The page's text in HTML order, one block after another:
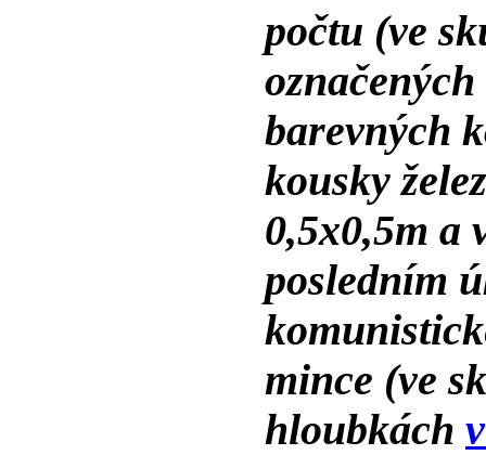
počtu (ve
barevných
kousky
0,5x0,5m a
posledním
mince (ve
hloubkách